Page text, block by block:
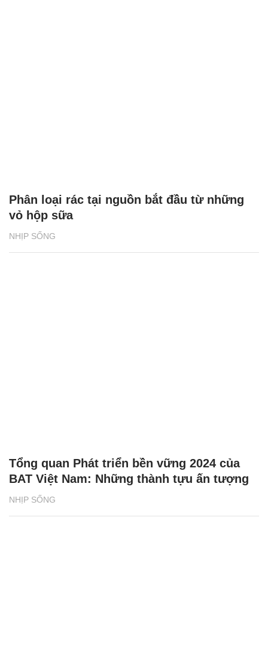
NHỊP SỐNG
Phân loại rác tại nguồn bắt đầu từ những
vỏ hộp sữa
NHỊP SỐNG
Tổng quan Phát triển bền vững 2024 của
BAT Việt Nam: Những thành tựu ấn tượng